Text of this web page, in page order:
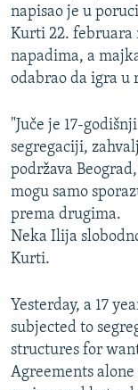
TV LIBERTY
POST SCRIPTUM
MOJA EVROPA
TRI DECENIJE OD
SVE KARTE DEJTONA
NASTANAK I RASPAD
Sve RFE/RL
napisao je u
Kurti 22. februara
napadima, a
odabrao da igra u
"Juče je 17-
segregaciji,
podržava
mogu samo
prema drugima.
Neka Ilija
Kurti.
Yesterday, a 17
subjected to
structures for
Agreements